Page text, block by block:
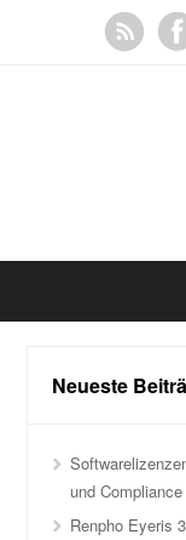
Neueste
und Compliance
Renpho Eyeris